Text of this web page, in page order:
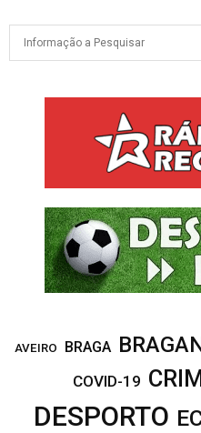
AVEIRO BRAGA
COVID-19
DESPORTO